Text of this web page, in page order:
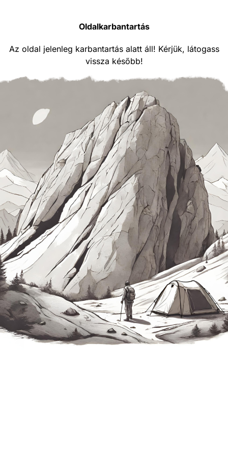
Oldalkarbantartás
Az oldal jelenleg karbantartás alatt áll! Kérjük, látogass
vissza később!